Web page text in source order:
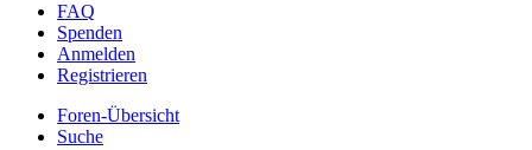
FAQ
Spenden
Anmelden
Registrieren
Foren-Übersicht
Suche